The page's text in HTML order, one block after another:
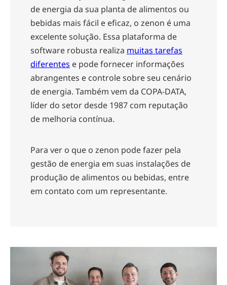
de energia da sua planta de alimentos ou
bebidas mais fácil e eficaz, o zenon é uma
excelente solução. Essa plataforma de
software robusta realiza muitas tarefas
diferentes e pode fornecer informações
abrangentes e controle sobre seu cenário
de energia. Também vem da COPA-DATA,
líder do setor desde 1987 com reputação
de melhoria contínua.
Para ver o que o zenon pode fazer pela
gestão de energia em suas instalações de
produção de alimentos ou bebidas, entre
em contato com um representante.